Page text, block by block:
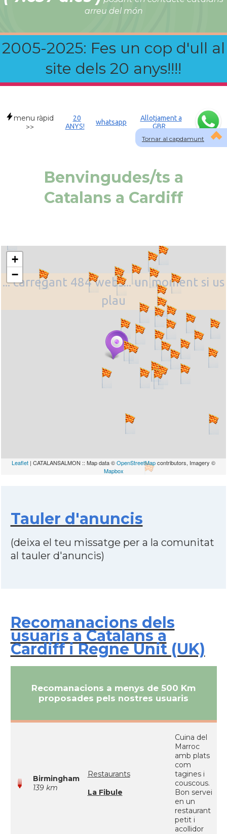
arreu del món
2005-2025: Fes un cop d'ull al
site dels 20 anys!!!!
Tornar al capdamunt
menu ràpid
>>
20
ANYS!
whatsapp
Allotjament a
GBR
Benvingudes/ts a
Catalans a Cardiff
... carregant 484 webs... un moment si us
plau
+
−
Leaflet | CATALANSALMON :: Map data ©OpenStreetMapcontributors, Imagery ©
Mapbox
Tauler d'anuncis
(deixa el teu missatge per a la comunitat
al tauler d'anuncis)
Recomanacions dels
usuaris a Catalans a
Cardiff i Regne Unit (UK)
Recomanacions a menys de 500 Km
proposades pels nostres usuaris
Birmingham
139 km
Restaurants
La Fibule
Cuina del
Marroc
amb plats
com
tagines i
couscous.
Bon servei
en un
restaurant
petit i
acollidor